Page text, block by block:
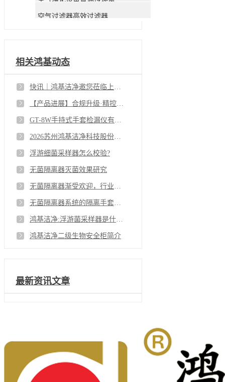
空气过滤器高效过滤器
相关鸿基动态
浮游细菌采样器怎么校验?
无菌隔离器灭菌效果研究
鸿基洁净二级生物安全柜简介
最新资讯文章